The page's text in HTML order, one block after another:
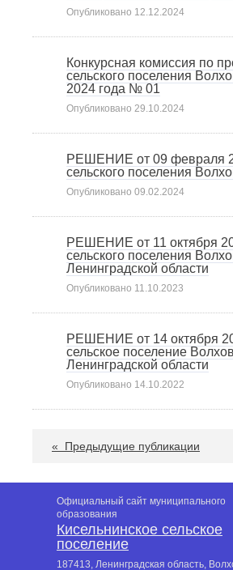
Опубликовано 12.12.2024
Конкурсная комиссия по
сельского поселения
2024 года № 01
Опубликовано 29.10.2024
РЕШЕНИЕ от 09 февраля
сельского поселения
Опубликовано 09.02.2024
РЕШЕНИЕ от 11 октября
сельского поселения
Ленинградской области
Опубликовано 11.10.2023
РЕШЕНИЕ от 14 октября
сельское поселение
Ленинградской области
Опубликовано 14.10.2022
« Предыдущие публикации
Официальный сайт муниципального
образования
Кисельнинское сельское
поселение
187413, Ленинградская область,